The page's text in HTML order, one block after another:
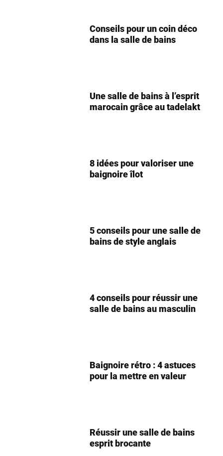
Conseils pour un coin déco
dans la salle de bains
Une salle de bains à l’esprit
marocain grâce au tadelakt
8 idées pour valoriser une
baignoire îlot
5 conseils pour une salle de
bains de style anglais
4 conseils pour réussir une
salle de bains au masculin
Baignoire rétro : 4 astuces
pour la mettre en valeur
Réussir une salle de bains
esprit brocante